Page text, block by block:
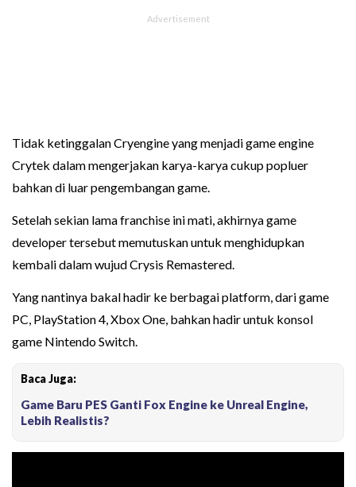
Tidak ketinggalan Cryengine yang menjadi game engine
Crytek dalam mengerjakan karya-karya cukup popluer
bahkan di luar pengembangan game.
Setelah sekian lama franchise ini mati, akhirnya game
developer tersebut memutuskan untuk menghidupkan
kembali dalam wujud Crysis Remastered.
Yang nantinya bakal hadir ke berbagai platform, dari game
PC, PlayStation 4, Xbox One, bahkan hadir untuk konsol
game Nintendo Switch.
Baca Juga:
Game Baru PES Ganti Fox Engine ke Unreal Engine,
Lebih Realistis?